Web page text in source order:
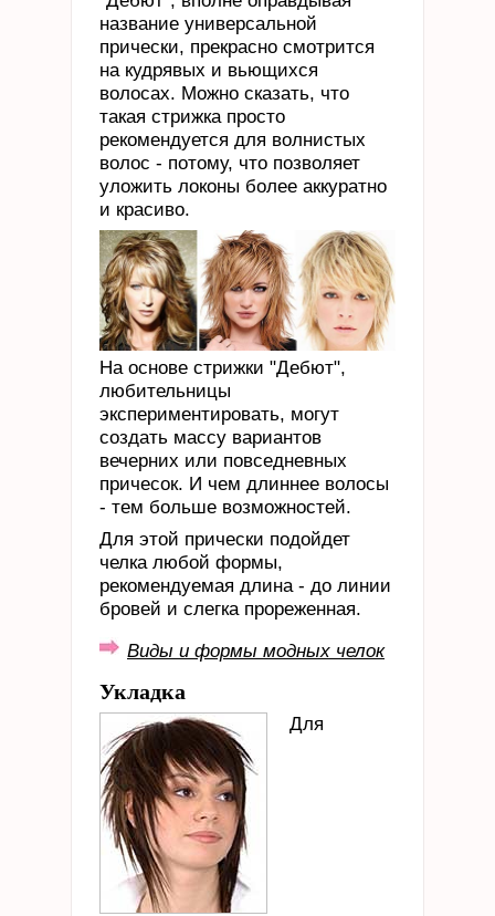
название универсальной
прически, прекрасно смотрится
на кудрявых и вьющихся
волосах. Можно сказать, что
такая стрижка просто
рекомендуется для волнистых
волос - потому, что позволяет
уложить локоны более аккуратно
и красиво.
На основе стрижки "Дебют",
любительницы
экспериментировать, могут
создать массу вариантов
вечерних или повседневных
причесок. И чем длиннее волосы
- тем больше возможностей.
Для этой прически подойдет
челка любой формы,
рекомендуемая длина - до линии
бровей и слегка прореженная.
Виды и формы модных челок
Укладка
Для